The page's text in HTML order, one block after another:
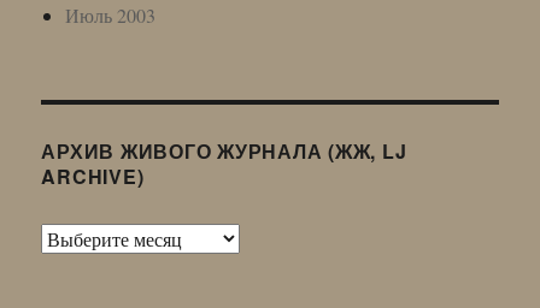
Июль 2003
АРХИВ ЖИВОГО ЖУРНАЛА (ЖЖ, LJ
ARCHIVE)
Архив